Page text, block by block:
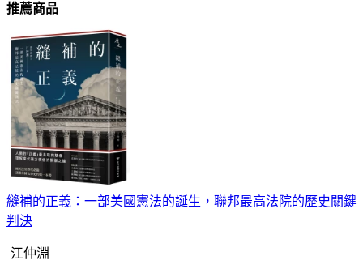
推薦商品
縫補的正義：一部美國憲法的誕生，聯邦最高法院的歷史關鍵
判決
江仲淵